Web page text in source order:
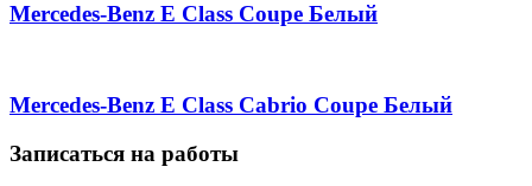
Mercedes-Benz E Class Coupe Белый
Mercedes-Benz E Class Cabrio Coupe Белый
Записаться на работы